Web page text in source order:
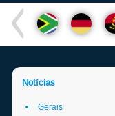
Notícias
Gerais